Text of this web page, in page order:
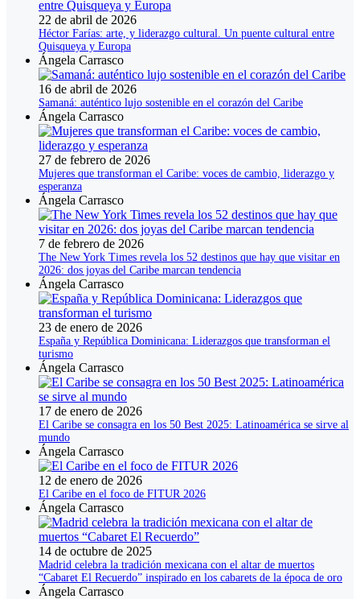
22 de abril de 2026
Héctor Farías: arte, y liderazgo cultural. Un puente cultural entre
Quisqueya y Europa
Ángela Carrasco
16 de abril de 2026
Samaná: auténtico lujo sostenible en el corazón del Caribe
Ángela Carrasco
27 de febrero de 2026
Mujeres que transforman el Caribe: voces de cambio, liderazgo y
esperanza
Ángela Carrasco
7 de febrero de 2026
The New York Times revela los 52 destinos que hay que visitar en
2026: dos joyas del Caribe marcan tendencia
Ángela Carrasco
23 de enero de 2026
España y República Dominicana: Liderazgos que transforman el
turismo
Ángela Carrasco
17 de enero de 2026
El Caribe se consagra en los 50 Best 2025: Latinoamérica se sirve al
mundo
Ángela Carrasco
12 de enero de 2026
El Caribe en el foco de FITUR 2026
Ángela Carrasco
14 de octubre de 2025
Madrid celebra la tradición mexicana con el altar de muertos
“Cabaret El Recuerdo” inspirado en los cabarets de la época de oro
Ángela Carrasco